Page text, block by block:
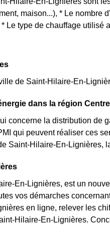
maison...), * Le nombre
Le type de chauffage utilisé
de Saint-Hilaire-En-
dans la région Centre
concerne la distribution de
qui peuvent réaliser ces
Saint-Hilaire-En-Lignières,
En-Lignières, est un
vos démarches
en ligne, relever les
Hilaire-En-Lignières.